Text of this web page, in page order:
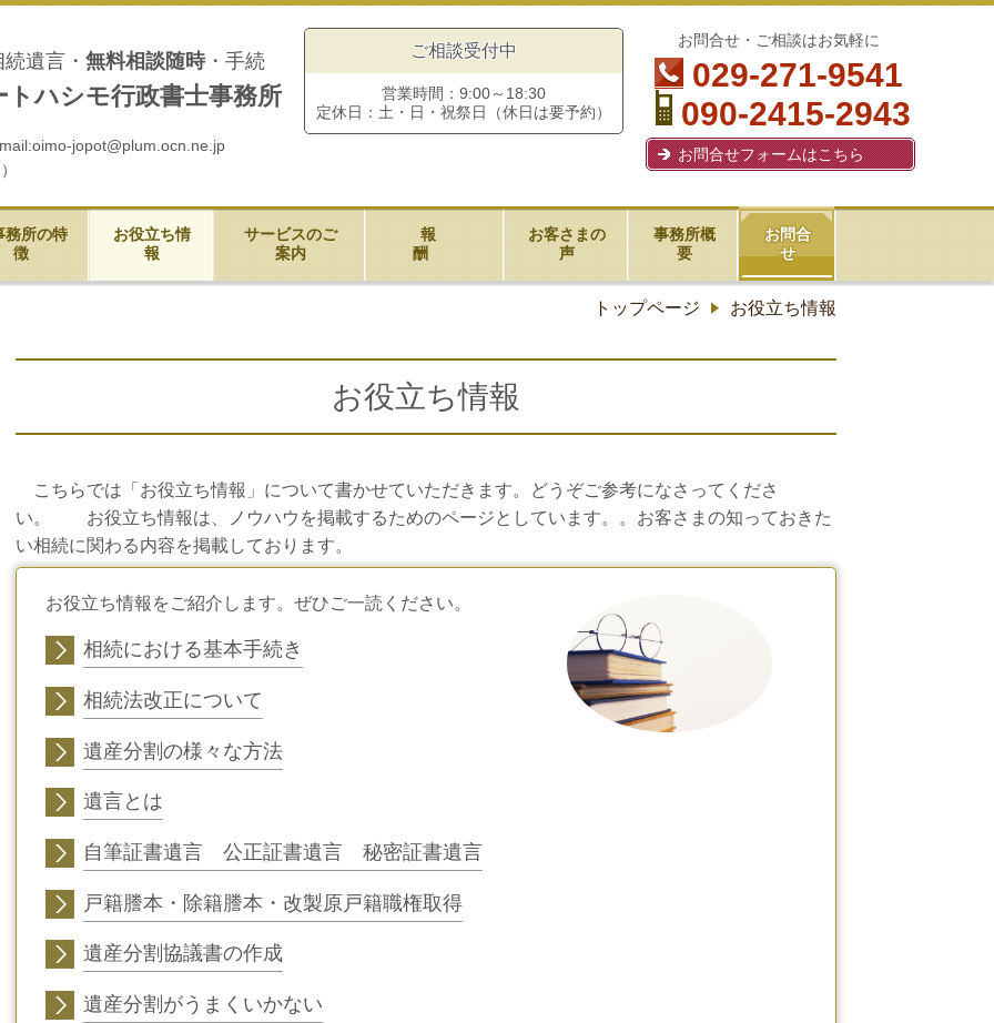
遺言・ 無料相談随時・手続
ハシモ行政書士事務所
jopot@plum.ocn.ne.jp
ご相談受付中
営業時間：9:00～18:30
定休日：土・日・祝祭日（休日は要予約）
お問合せ・ご相談はお気軽に
029-271-9541
090-2415-2943
お問合せフォームはこちら
務所の特
徴
お役立ち情
報
サービスのご
案内
報
酬
お客さまの
声
事務所概
要
お問合
せ
トップページ お役立ち情報
お役立ち情報
こちらでは「お役立ち情報」について書かせていただきます。どうぞご参考になさってくださ
い。 お役立ち情報は、ノウハウを掲載するためのページとしています。。お客さまの知っておきた
い相続に関わる内容を掲載しております。
お役立ち情報をご紹介します。ぜひご一読ください。
相続における基本手続き
相続法改正について
遺産分割の様々な方法
遺言とは
自筆証書遺言 公正証書遺言 秘密証書遺言
戸籍謄本・除籍謄本・改製原戸籍職権取得
遺産分割協議書の作成
遺産分割がうまくいかない